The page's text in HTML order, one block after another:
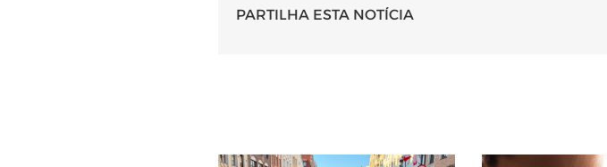
PARTILHA ESTA NOTÍCIA